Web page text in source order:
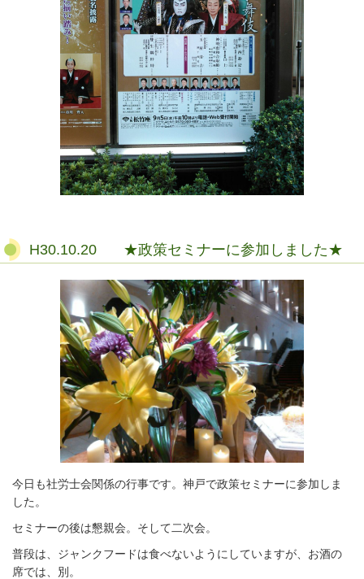
H30.10.20 ★政策セミナーに参加しました★
今日も社労士会関係の行事です。神戸で政策セミナーに参加しま
した。
セミナーの後は懇親会。そして二次会。
普段は、ジャンクフードは食べないようにしていますが、お酒の
席では、別。